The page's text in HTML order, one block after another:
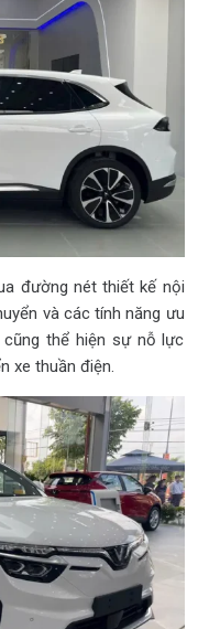
đường nét thiết kế nội
và các tính năng ưu
thể hiện sự nỗ lực
xe thuần điện.